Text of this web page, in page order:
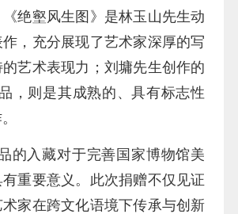
绝壑风生图》是林玉山先生动
，充分展现了艺术家深厚的写
艺术表现力；刘墉先生创作的
，则是其成熟的、具有标志性
的入藏对于完善国家博物馆美
重要意义。此次捐赠不仅见证
家在跨文化语境下传承与创新